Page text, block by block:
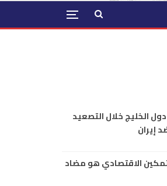
الخليج خلال التصعيد
إيران
الاقتصادي هو مضاد